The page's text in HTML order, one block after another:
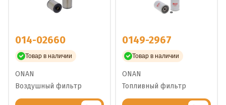
014-02660
Товар в наличии
ONAN
Воздушный фильтр
0149-2967
Товар в наличии
ONAN
Топливный фильтр